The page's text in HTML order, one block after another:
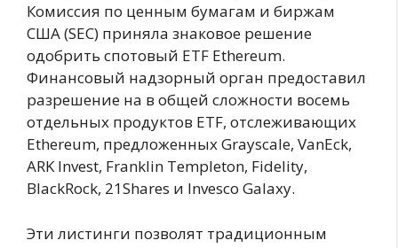
Комиссия по ценным бумагам и биржам
США (SEC) приняла знаковое решение
одобрить спотовый ETF Ethereum.
Финансовый надзорный орган предоставил
разрешение на в общей сложности восемь
отдельных продуктов ETF, отслеживающих
Ethereum, предложенных Grayscale, VanEck,
ARK Invest, Franklin Templeton, Fidelity,
BlackRock, 21Shares и Invesco Galaxy.
Эти листинги позволят традиционным